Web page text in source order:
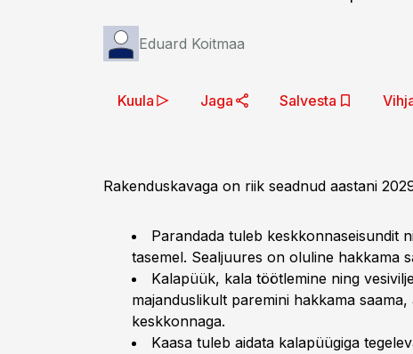
Eduard Koitmaa
Kuula Jaga Salvesta
Rakenduskavaga on riik seadnud aastani
Parandada tuleb keskkonnaseisundit
tasemel. Sealjuures on oluline hakkama
Kalapüük, kala töötlemine ning
majanduslikult paremini hakkama
keskkonnaga.
Kaasa tuleb aidata kalapüügiga